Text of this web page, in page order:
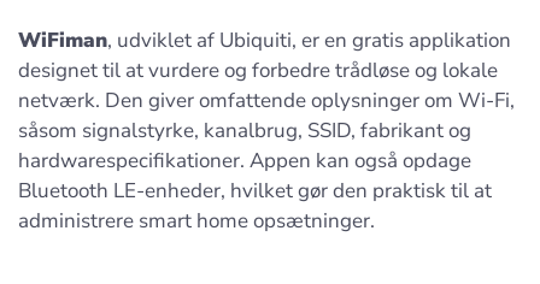
WiFiman, udviklet af Ubiquiti, er en gratis applikation
designet til at vurdere og forbedre trådløse og lokale
netværk. Den giver omfattende oplysninger om Wi-Fi,
såsom signalstyrke, kanalbrug, SSID, fabrikant og
hardwarespecifikationer. Appen kan også opdage
Bluetooth LE-enheder, hvilket gør den praktisk til at
administrere smart home opsætninger.